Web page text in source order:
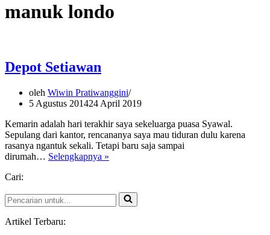
manuk londo
Depot Setiawan
oleh Wiwin Pratiwanggini
5 Agustus 201424 April 2019
Kemarin adalah hari terakhir saya sekeluarga puasa Syawal.
Sepulang dari kantor, rencananya saya mau tiduran dulu karena
rasanya ngantuk sekali. Tetapi baru saja sampai
dirumah… Selengkapnya »
Cari:
Pencarian
untuk...
Artikel Terbaru: